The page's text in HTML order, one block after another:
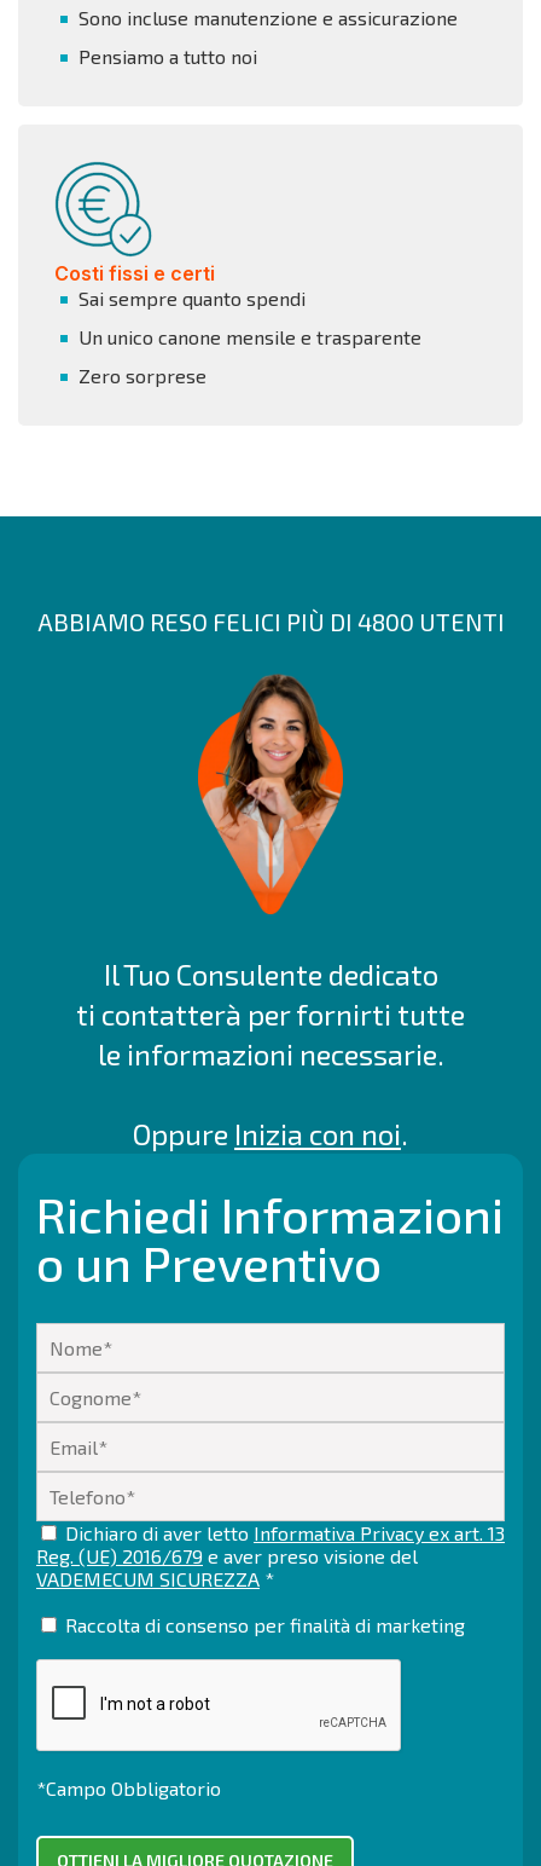
Sono incluse manutenzione e assicurazione
Pensiamo a tutto noi
Costi fissi e certi
Sai sempre quanto spendi
Un unico canone mensile e trasparente
Zero sorprese
ABBIAMO RESO FELICI PIÙ DI 4800 UTENTI
Il Tuo Consulente dedicato
ti contatterà per fornirti tutte
le informazioni necessarie.
Oppure Inizia con noi.
Richiedi Informazioni
o un Preventivo
Dichiaro di aver letto Informativa Privacy ex art. 13
Reg. (UE) 2016/679 e aver preso visione del
VADEMECUM SICUREZZA *
Raccolta di consenso per finalità di marketing
*Campo Obbligatorio